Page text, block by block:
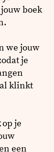
boek
we jouw
je
klinkt
op je
een